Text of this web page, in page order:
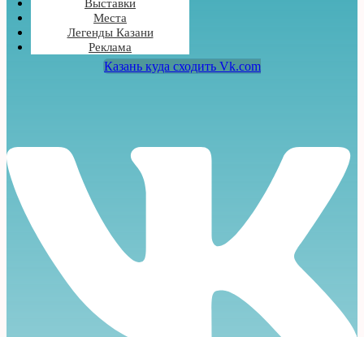
Выставки
Места
Легенды Казани
Реклама
Казань куда сходить Vk.com